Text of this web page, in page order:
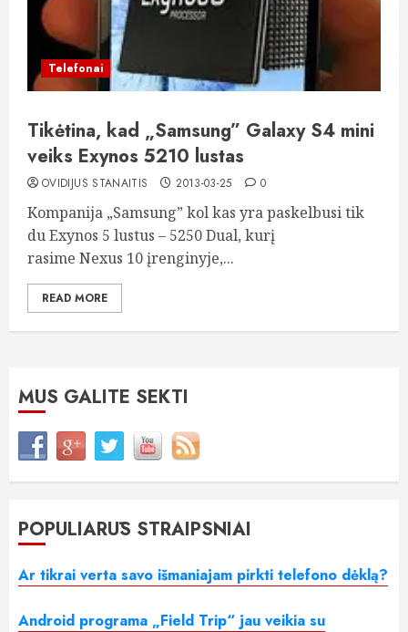
Telefonai
Tikėtina, kad „Samsung” Galaxy S4 mini
veiks Exynos 5210 lustas
OVIDIJUS STANAITIS 2013-03-25 0
Kompanija „Samsung” kol kas yra paskelbusi tik
du Exynos 5 lustus – 5250 Dual, kurį
rasime Nexus 10 įrenginyje,...
READ MORE
MUS GALITE SEKTI
POPULIARŪS STRAIPSNIAI
Ar tikrai verta savo išmaniajam pirkti telefono dėklą?
Android programa „Field Trip“ jau veikia su